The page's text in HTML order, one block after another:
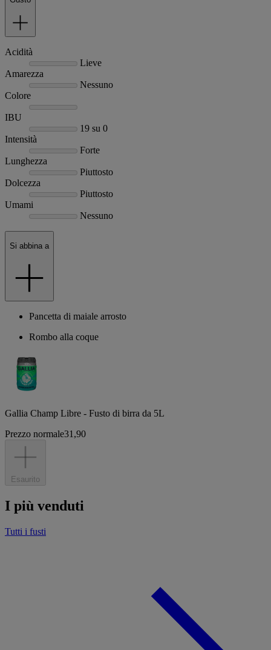
Acidità
Lieve
Amarezza
Nessuno
Colore
IBU
19 su 0
Intensità
Forte
Lunghezza
Piuttosto
Dolcezza
Piuttosto
Umami
Nessuno
Si abbina a
Pancetta di maiale arrosto
Rombo alla coque
Gallia Champ Libre - Fusto di birra da 5L
Prezzo normale31,90
Esaurito
I più venduti
Tutti i fusti